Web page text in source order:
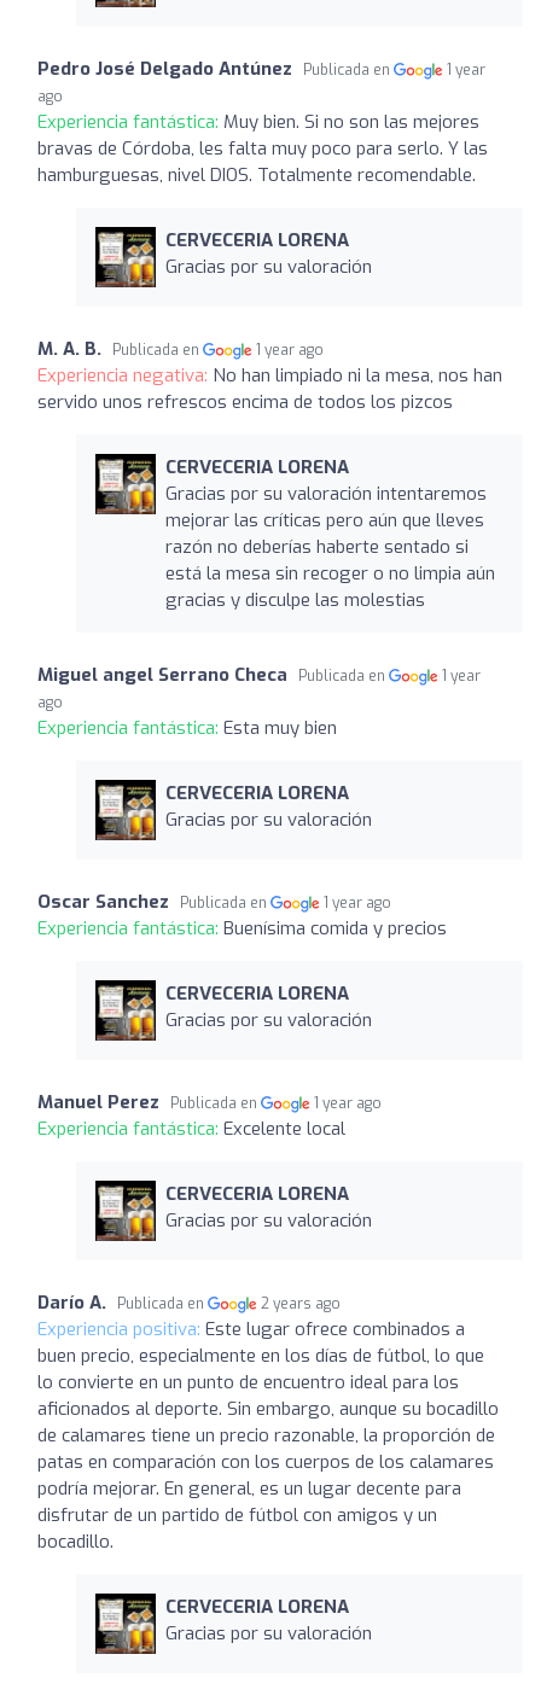
Pedro José Delgado Antúnez Publicada en
1 year
ago
Experiencia fantástica: Muy bien. Si no son las mejores
bravas de Córdoba, les falta muy poco para serlo. Y las
hamburguesas, nivel DIOS. Totalmente recomendable.
CERVECERIA LORENA
Gracias por su valoración
M. A. B. Publicada en 1 year ago
Experiencia negativa: No han limpiado ni la mesa, nos han
servido unos refrescos encima de todos los pizcos
CERVECERIA LORENA
Gracias por su valoración intentaremos
mejorar las críticas pero aún que lleves
razón no deberías haberte sentado si
está la mesa sin recoger o no limpia aún
gracias y disculpe las molestias
Miguel angel Serrano Checa Publicada en
1 year
ago
Experiencia fantástica: Esta muy bien
CERVECERIA LORENA
Gracias por su valoración
Oscar Sanchez Publicada en 1 year ago
Experiencia fantástica: Buenísima comida y precios
CERVECERIA LORENA
Gracias por su valoración
Manuel Perez Publicada en 1 year ago
Experiencia fantástica: Excelente local
CERVECERIA LORENA
Gracias por su valoración
Darío A. Publicada en 2 years ago
Experiencia positiva: Este lugar ofrece combinados a
buen precio, especialmente en los días de fútbol, lo que
lo convierte en un punto de encuentro ideal para los
aficionados al deporte. Sin embargo, aunque su bocadillo
de calamares tiene un precio razonable, la proporción de
patas en comparación con los cuerpos de los calamares
podría mejorar. En general, es un lugar decente para
disfrutar de un partido de fútbol con amigos y un
bocadillo.
CERVECERIA LORENA
Gracias por su valoración